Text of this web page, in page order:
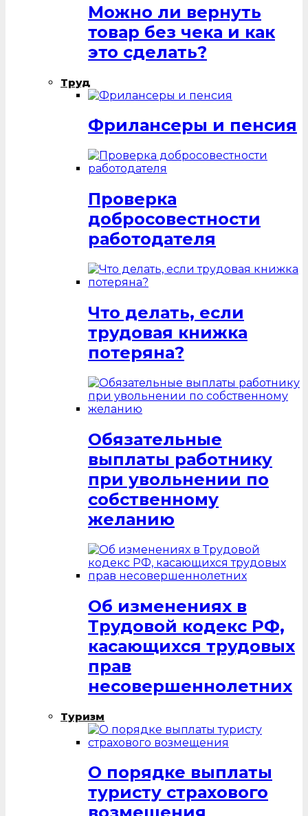
Можно ли вернуть
товар без чека и как
это сделать?
Труд
Фрилансеры и пенсия
Проверка
добросовестности
работодателя
Что делать, если
трудовая книжка
потеряна?
Обязательные
выплаты работнику
при увольнении по
собственному
желанию
Об изменениях в
Трудовой кодекс РФ,
касающихся трудовых
прав
несовершеннолетних
Туризм
О порядке выплаты
туристу страхового